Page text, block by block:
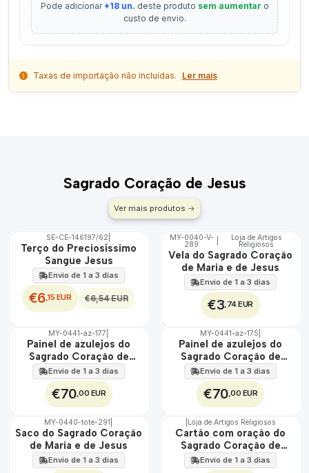
Pode adicionar+18 un. deste produto sem aumentar o
custo de envio.
Taxas de importação não incluídas. Ler mais
Sagrado Coração de Jesus
Ver mais produtos
DESCONTO
SE-CE-146197/62
Terço do Preciosíssimo
Sangue Jesus
Envio de 1 a 3 dias
€6,15 EUR €6,54 EUR
🇵🇹
100%
MY-0040-V-
289
Loja de Artigos
Religiosos
Vela do Sagrado Coração
de Maria e de Jesus
Envio de 1 a 3 dias
€3,74 EUR
🇵🇹
100%
EXT.
MY-0441-az-177
Painel de azulejos do
Sagrado Coração de
Maria e Jesus 45 cm x 60
cm
Envio de 1 a 3 dias
€70,00 EUR
🇵🇹
100%
EXT.
MY-0441-az-175
Painel de azulejos do
Sagrado Coração de
Jesus 45 cm x 60 cm
Envio de 1 a 3 dias
€70,00 EUR
🇵🇹
100%
MY-0440-tote-291
Saco do Sagrado Coração
de Maria e de Jesus
Envio de 1 a 3 dias
🇵🇹
100%
Loja de Artigos Religiosos
Cartão com oração do
Sagrado Coração de
Maria e de Jesus
Envio de 1 a 3 dias